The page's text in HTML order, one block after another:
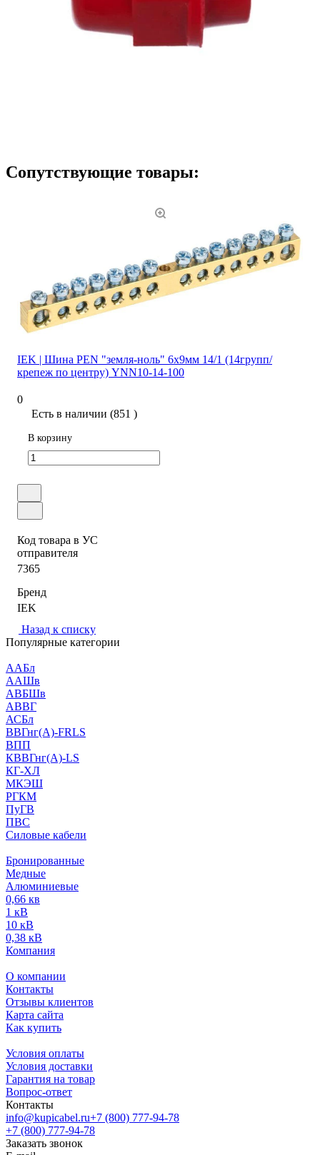
Сопутствующие товары:
IEK | Шина PEN "земля-ноль" 6х9мм 14/1 (14групп/
крепеж по центру) YNN10-14-100
0
Есть в наличии (851 )
В корзину
Код товара в УС
отправителя
7365
Бренд
IEK
Назад к списку
Популярные категории
ААБл
ААШв
АВБШв
АВВГ
АСБл
ВВГнг(А)-FRLS
ВПП
КВВГнг(А)-LS
КГ-ХЛ
МКЭШ
РГКМ
ПуГВ
ПВС
Силовые кабели
Бронированные
Медные
Алюминиевые
0,66 кв
1 кВ
10 кВ
0,38 кВ
Компания
О компании
Контакты
Отзывы клиентов
Карта сайта
Как купить
Условия оплаты
Условия доставки
Гарантия на товар
Вопрос-ответ
Контакты
info@kupicabel.ru+7 (800) 777-94-78
+7 (800) 777-94-78
Заказать звонок